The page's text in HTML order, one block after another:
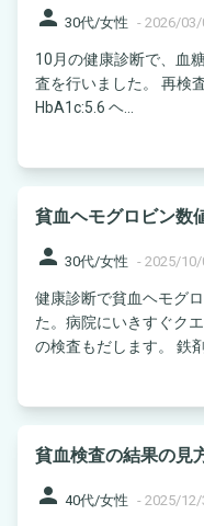
person 30代/女性 - 2026/03/
10月の健康診断で、血
査を行いました。 再検
HbA1c:5.6 ヘ...
貧血ヘモグロビン数
person 30代/女性 - 2025/10/
健康診断で貧血ヘモグ
た。病院にいきすぐク
の検査もだします。 鉄剤
貧血検査の結果の見
person 40代/女性 - 2025/12/